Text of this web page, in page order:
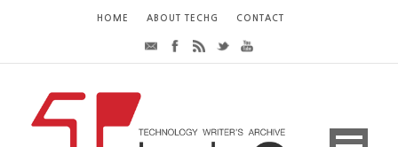
HOME ABOUT TECHG CONTACT